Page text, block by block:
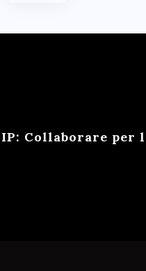
Collaborare